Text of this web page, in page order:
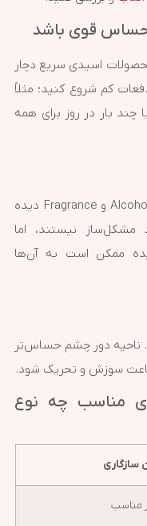
قوی باشد
اسیدی سریع دچار
کم شروع کنید؛ مثلاً
چند بار در روز برای همه
در لیست ترکیبات این محصول Alcohol Denat و Fragrance دیده
مشکل‌ساز نیستند، اما
ممکن است به آن‌ها
ناحیه دور چشم حساس‌تر
سوزش و تحریک شود.
مناسب چه نوع
سازگاری
مناسب